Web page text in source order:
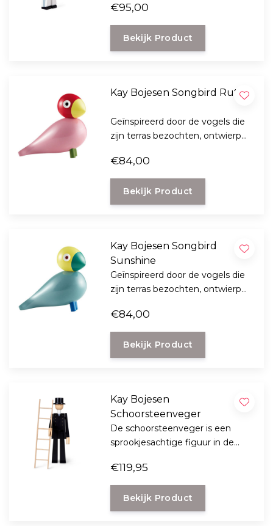
zwaard
€95,00
Bekijk Product
Kay Bojesen Songbird Ruth
Geïnspireerd door de vogels die
zijn terras bezochten, ontwierp
jaren 1950 en noemde de vogels
naar zijn familieleden.
€84,00
Bekijk Product
Kay Bojesen Songbird
Sunshine
Geïnspireerd door de vogels die
zijn terras bezochten, ontwierp
Songbirds in de jaren 1950 en
noemde de vogels naar zijn
familieleden.
€84,00
Bekijk Product
Kay Bojesen
Schoorsteenveger
De schoorsteenveger is een
sprookjesachtige figuur in de
sprookjes van Hans Christian
Andersen.
€119,95
Bekijk Product